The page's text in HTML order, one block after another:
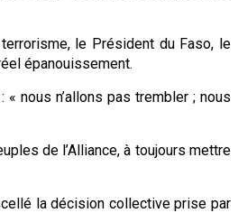
le Président du Faso, le
épanouissement.
nous n’allons pas trembler ; nous
de l’Alliance, à toujours mettre
la décision collective prise par